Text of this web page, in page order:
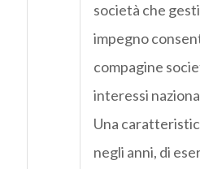
società che
impegno
compagine
interessi
Una
negli anni, di